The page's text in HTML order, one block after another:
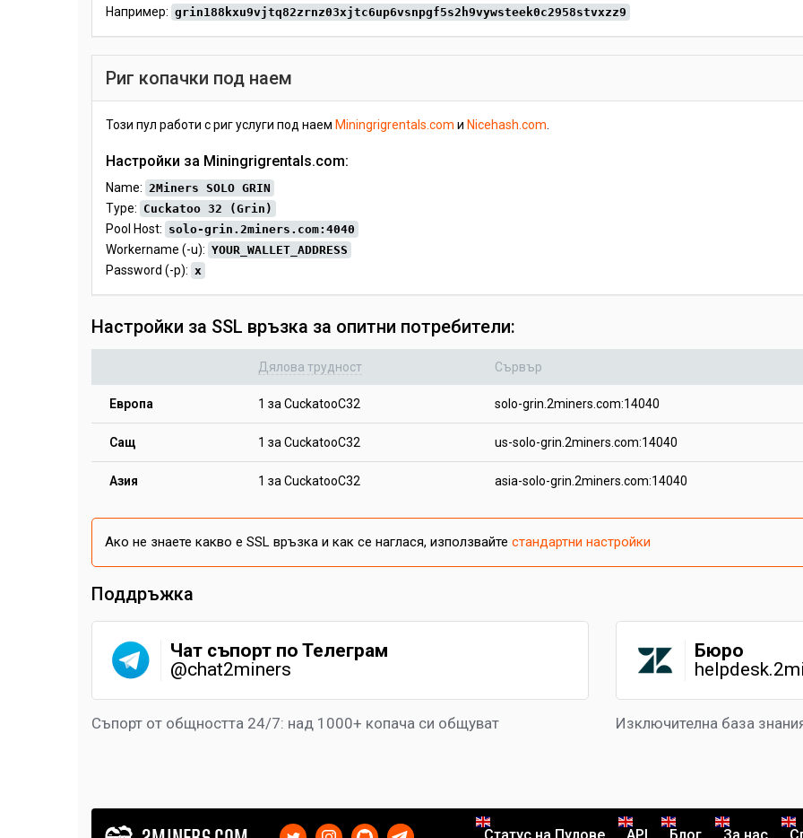
Например: grin188kxu9vjtq82zrnz03xjtc6up6vsnpgf5s2h9vywsteek0c2958stvxzz9
Риг копачки под наем
Този пул работи с риг услуги под наем Miningrigrentals.com и Nicehash.com
Настройки за Miningrigrentals.com:
Name: 2Miners SOLO GRIN
Type: Cuckatoo 32 (Grin)
Pool Host: solo-grin.2miners.com:4040
Workername (-u): YOUR_WALLET_ADDRESS
Password (-p): x
Настройки за SSL връзка за опитни потребители:
Дялова трудност Сървър
Европа 1 за CuckatooC32 solo-grin.2miners.com:14040
Сащ 1 за CuckatooC32 us-solo-grin.2miners.com:14040
Азия 1 за CuckatooC32 asia-solo-grin.2miners.com:14040
Ако не знаете какво е SSL връзка и как се наглася, използвайте стандартни настройки
Поддръжка
Чат съпорт по Телеграм
@chat2miners
Съпорт от общността 24/7: над 1000+ копача си общуват
Бюро
Изключителна база